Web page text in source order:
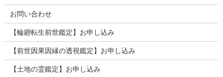
お問い合わせ
【輪廻転生前世鑑定】お申し込み
【前世因果因縁の透視鑑定】お申し込み
【土地の霊鑑定】お申し込み